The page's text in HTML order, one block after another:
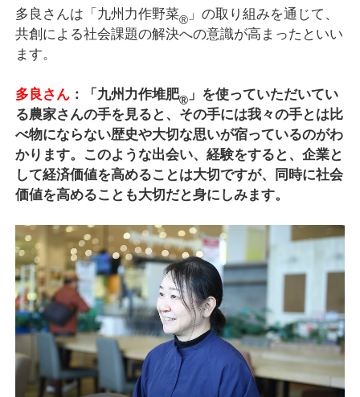
多良さんは「九州力作野菜® 」の取り組みを通じて、
共創による社会課題の解決への意識が高まったといい
ます。
多良さん ：「九州力作堆肥® 」を使っていただいてい
る農家さんの手を見ると、その手には我々の手とは比
べ物にならない歴史や大切な思いが宿っているのがわ
かります。このような出会い、経験をすると、企業と
して経済価値を高めることは大切ですが、同時に社会
価値を高めることも大切だと身にしみます。